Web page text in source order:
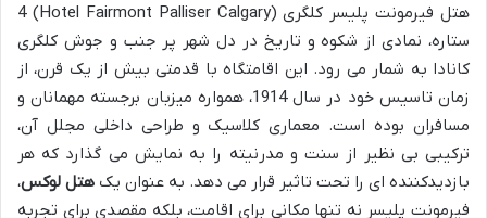
هتل فیرمونت پلیسر کلگری (Hotel Fairmont Palliser Calgary) 4
ستاره، نمادی از شکوه و تاریخ در دل شهر پر جنب و جوش کلگری
کانادا به شمار می رود. این اقامتگاه با قدمتی بیش از یک قرن، از
زمان تاسیس خود در سال 1914، همواره میزبان برجسته مهمانان و
مسافران بوده است. معماری کلاسیک و طراحی داخلی مجلل آن،
ترکیبی بی نظیر از سنت و مدرنیته را به نمایش می گذارد که هر
بازدیدکننده ای را تحت تاثیر قرار می دهد. به عنوان یک هتل لوکس،
فیرمونت پلیسر نه تنها مکانی برای اقامت، بلکه مقصدی برای تجربه